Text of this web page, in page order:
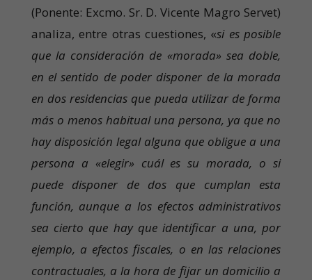
(Ponente: Excmo. Sr. D. Vicente Magro Servet)
analiza, entre otras cuestiones, «si es posible
que la consideración de «morada» sea doble,
en el sentido de poder disponer de la morada
en dos residencias que pueda utilizar de forma
más o menos habitual una persona, ya que no
hay disposición legal alguna que obligue a una
persona a «elegir» cuál es su morada, o si
puede disponer de dos que cumplan esta
función, aunque a los efectos administrativos
sea cierto que hay que identificar a una, por
ejemplo, a efectos fiscales, o en las relaciones
contractuales, a la hora de fijar un domicilio a